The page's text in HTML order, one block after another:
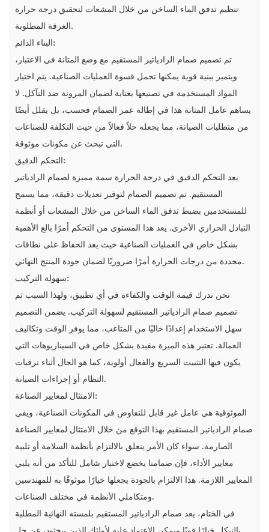
تنظيم تدفق الماء الساخن من خلال المشعات لتحقيق درجة حرارة
الغرفة المطلوبة.
البناء الدائم:
تم تصميم صمام الرادياتير المستقيم مع وضع المتانة في الاعتبار،
ويتميز ببنية قوية يمكنها تحمل قسوة العمليات الصناعية. يتم اختيار
المواد المستخدمة في تصنيعها بعناية لضمان المرونة ضد التآكل. لا
يساهم عامل المتانة هذا في إطالة عمر الصمام فحسب، بل يقلل أيضًا
من متطلبات الصيانة، مما يجعله حلاً فعالاً من حيث التكلفة للصناعات
التي تبحث عن مكونات موثوقة.
التحكم الدقيق:
يعد التحكم الدقيق في درجة الحرارة سمة مميزة لصمام الرادياتير
المستقيم. تم تصميم الصمام لتوفير تعديلات دقيقة، مما يسمح
للمستخدمين بضبط تدفق الماء الساخن من خلال المشعات أو أنظمة
التبادل الحراري الأخرى. يعد هذا المستوى من التحكم أمرًا بالغ الأهمية
بشكل خاص في العمليات الصناعية حيث يعد الحفاظ على نطاقات
محددة من درجات الحرارة أمرًا ضروريًا لضمان جودة المنتج النهائي.
سهولة التركيب:
نحن ندرك قيمة الوقت والكفاءة في أي تطبيق، ولهذا السبب تم
تصميم صمام الرادياتير المستقيم لسهولة التركيب. يضمن التصميم
سهل الاستخدام إعدادًا خاليًا من المتاعب، مما يوفر الوقت وتكاليف
العمالة. تعتبر هذه الميزة مفيدة بشكل خاص في السيناريوهات التي
يكون فيها التثبيت السريع والفعال أولوية، كما هو الحال أثناء ترقيات
النظام أو إجراءات الصيانة.
الامتثال لمعايير الصناعة:
الموثوقية هي عامل غير قابل للتفاوض في المكونات الصناعية، ويفي
صمام الرادياتير المستقيم بهذا التوقع من خلال الامتثال لمعايير الصناعة
الصارمة. سواء كان الأمر يتعلق بالالتزام بأنظمة السلامة أو تلبية
معايير الأداء، فإن صمامنا يخضع لاختبار شامل للتأكد من أنه يلبي
المعايير اللازمة. هذا الالتزام بالجودة يجعلها خيارًا موثوقًا به للمهندسين
ومتكاملي الأنظمة في مختلف الصناعات.
في الختام، يعد صمام الرادياتير المستقيم بلمسته النهائية المطلية